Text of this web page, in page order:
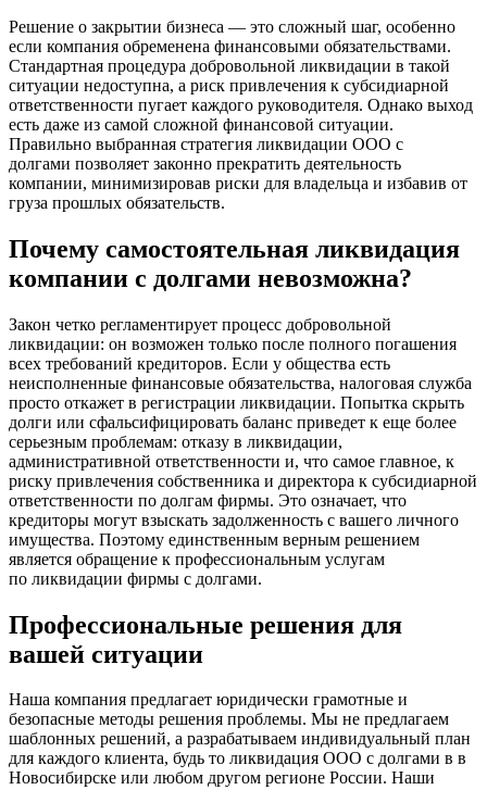
Решение о закрытии бизнеса — это сложный шаг, особенно
если компания обременена финансовыми обязательствами.
Стандартная процедура добровольной ликвидации в такой
ситуации недоступна, а риск привлечения к субсидиарной
ответственности пугает каждого руководителя. Однако выход
есть даже из самой сложной финансовой ситуации.
Правильно выбранная стратегия ликвидации ООО с
долгами позволяет законно прекратить деятельность
компании, минимизировав риски для владельца и избавив от
груза прошлых обязательств.
Почему самостоятельная ликвидация
компании с долгами невозможна?
Закон четко регламентирует процесс добровольной
ликвидации: он возможен только после полного погашения
всех требований кредиторов. Если у общества есть
неисполненные финансовые обязательства, налоговая служба
просто откажет в регистрации ликвидации. Попытка скрыть
долги или сфальсифицировать баланс приведет к еще более
серьезным проблемам: отказу в ликвидации,
административной ответственности и, что самое главное, к
риску привлечения собственника и директора к субсидиарной
ответственности по долгам фирмы. Это означает, что
кредиторы могут взыскать задолженность с вашего личного
имущества. Поэтому единственным верным решением
является обращение к профессиональным услугам
по ликвидации фирмы с долгами.
Профессиональные решения для
вашей ситуации
Наша компания предлагает юридически грамотные и
безопасные методы решения проблемы. Мы не предлагаем
шаблонных решений, а разрабатываем индивидуальный план
для каждого клиента, будь то ликвидация ООО с долгами в в
Новосибирске или любом другом регионе России. Наши